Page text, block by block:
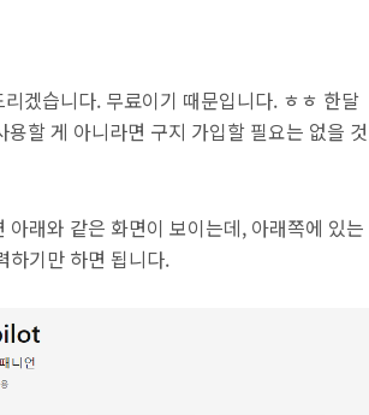
겠습니다. 무료이기 때문입니다. ㅎㅎ 한달
할 게 아니라면 구지 가입할 필요는 없을 것
아래와 같은 화면이 보이는데, 아래쪽에 있는
기만 하면 됩니다.